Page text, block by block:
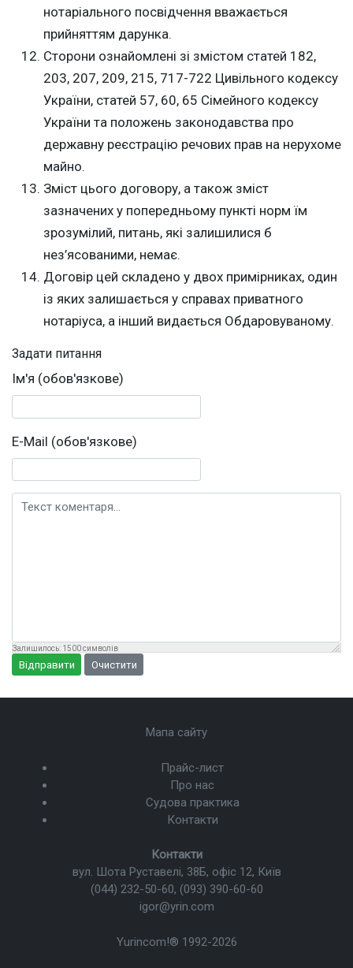
нотаріального посвідчення вважається
прийняттям дарунка.
Сторони ознайомлені зі змістом статей 182,
203, 207, 209, 215, 717-722 Цивільного кодексу
України, статей 57, 60, 65 Сімейного кодексу
України та положень законодавства про
державну реєстрацію речових прав на нерухоме
майно.
Зміст цього договору, а також зміст
зазначених у попередньому пункті норм їм
зрозумілий, питань, які залишилися б
нез’ясованими, немає.
Договір цей складено у двох примірниках, один
із яких залишається у справах приватного
нотаріуса, а інший видається Обдаровуваному.
Задати питання
Ім'я (обов'язкове)
E-Mail (обов'язкове)
Текст коментаря
Залишилось: 1500символів
Відправити Очистити
Yurincom!® 1992-2026
Контакти
вул. Шота Руставелі, 38Б, офіс 12, Київ
(044) 232-50-60, (093) 390-60-60
igor@yrin.com
Прайс-лист
Про нас
Судова практика
Контакти
Мапа сайту